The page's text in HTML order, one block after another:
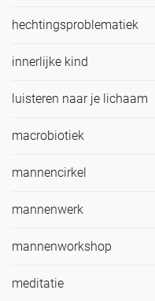
hechtingsproblematiek
innerlijke kind
luisteren naar je lichaam
macrobiotiek
mannencirkel
mannenwerk
mannenworkshop
meditatie